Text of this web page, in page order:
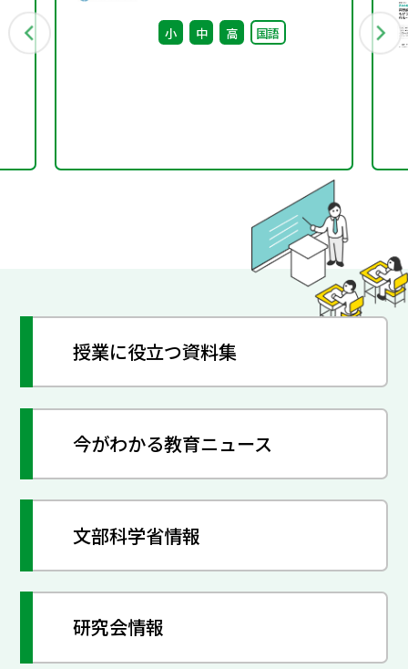
回） 配付資料
小 中 高 国語
授業に役立つ資料集
今がわかる教育ニュース
文部科学省情報
研究会情報